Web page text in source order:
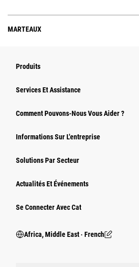
MARTEAUX
Produits
Services Et Assistance
Comment Pouvons-Nous Vous Aider ?
Informations Sur L'entreprise
Solutions Par Secteur
Actualités Et Événements
Se Connecter Avec Cat
Africa, Middle East ‧ French